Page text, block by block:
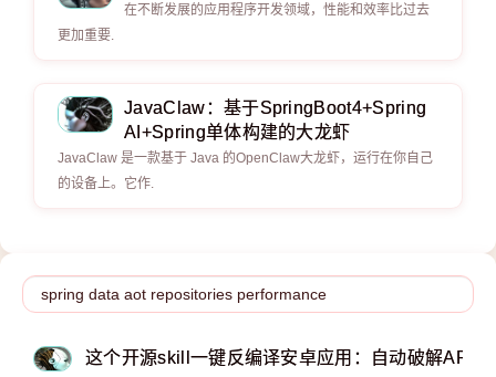
在不断发展的应用程序开发领域，性能和效率比过去
更加重要.
JavaClaw：基于SpringBoot4+Spring
AI+Spring单体构建的大龙虾
JavaClaw 是一款基于 Java 的OpenClaw大龙虾，运行在你自己
的设备上。它作.
这个开源skill一键反编译安卓应用：自动破解APK